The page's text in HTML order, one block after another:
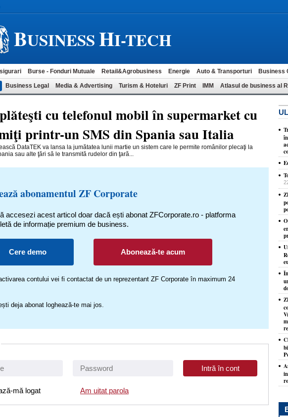
BUSINESSHI-TECH
Burse - Fonduri Mutuale Retail&Agrobusiness Energie Auto & Transporturi Business
Business Legal Media & Advertising Turism & Hoteluri ZF Print IMM Atlasul de business al
cu telefonul mobil în supermarket cu
printr-un SMS din Spania sau Italia
DataTEK va lansa la jumătatea lunii martie un sistem care le permite românilor plecaţi la
sau alte ţări să le transmită rudelor din ţară...
abonamentul ZF Corporate
accesezi acest articol doar dacă ești abonat ZFCorporate.ro - platforma
de informație premium de business.
Cere demo Abonează-te acum
contului vei fi contactat de un reprezentant ZF Corporate în maximum 24
deja abonat loghează-te mai jos.
mă logat Am uitat parola